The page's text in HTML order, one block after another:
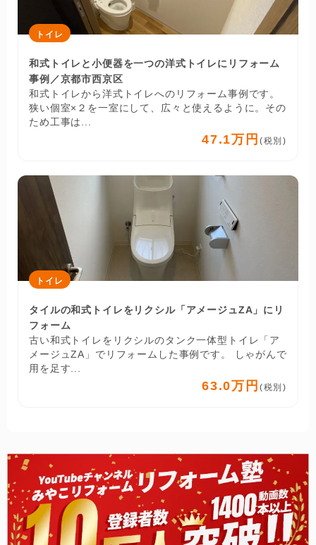
トイレ
和式トイレと小便器を一つの洋式トイレにリフォーム
事例／京都市西京区
和式トイレから洋式トイレへのリフォーム事例です。
狭い個室×２を一室にして、広々と使えるように。その
ため工事は...
47.1万円 (税別)
トイレ
タイルの和式トイレをリクシル「アメージュZA」にリ
フォーム
古い和式トイレをリクシルのタンク一体型トイレ「ア
メージュZA」でリフォームした事例です。 しゃがんで
用を足す...
63.0万円 (税別)